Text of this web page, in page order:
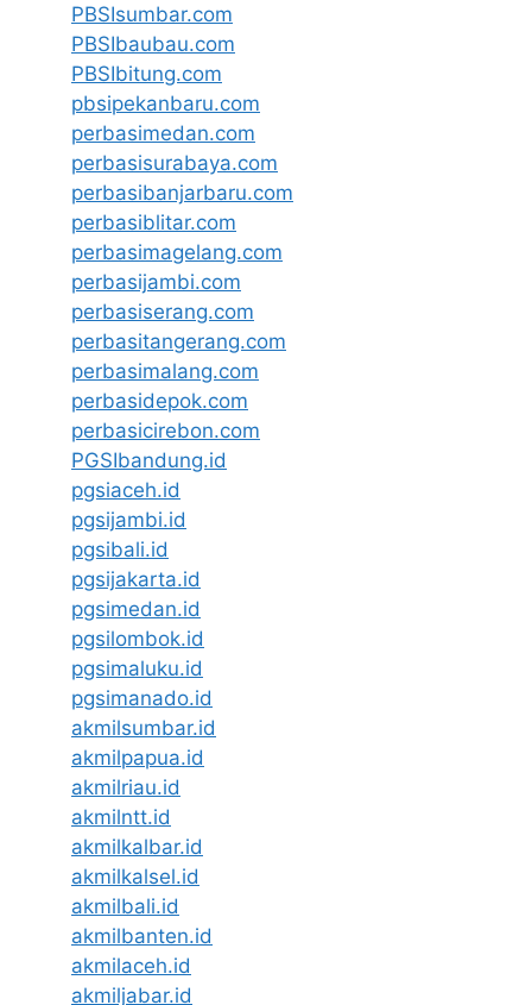
PBSIsumbar.com
PBSIbaubau.com
PBSIbitung.com
pbsipekanbaru.com
perbasimedan.com
perbasisurabaya.com
perbasibanjarbaru.com
perbasiblitar.com
perbasimagelang.com
perbasijambi.com
perbasiserang.com
perbasitangerang.com
perbasimalang.com
perbasidepok.com
perbasicirebon.com
PGSIbandung.id
pgsiaceh.id
pgsijambi.id
pgsibali.id
pgsijakarta.id
pgsimedan.id
pgsilombok.id
pgsimaluku.id
pgsimanado.id
akmilsumbar.id
akmilpapua.id
akmilriau.id
akmilntt.id
akmilkalbar.id
akmilkalsel.id
akmilbali.id
akmilbanten.id
akmilaceh.id
akmiljabar.id